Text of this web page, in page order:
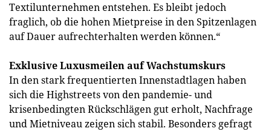
Textilunternehmen entstehen. Es bleibt jedoch
fraglich, ob die hohen Mietpreise in den Spitzenlagen
auf Dauer aufrechterhalten werden können.“
Exklusive Luxusmeilen auf Wachstumskurs
In den stark frequentierten Innenstadtlagen haben
sich die Highstreets von den pandemie- und
krisenbedingten Rückschlägen gut erholt, Nachfrage
und Mietniveau zeigen sich stabil. Besonders gefragt